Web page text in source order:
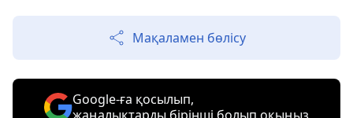
Мақаламен бөлісу
Google-ға қосылып,
жаңалықтарды бірінші болып оқыңыз